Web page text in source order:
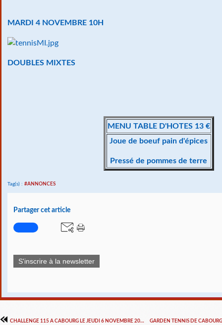
MARDI 4 NOVEMBRE 10H
DOUBLES MIXTES
MENU TABLE D'HOTES 13 €
Joue de boeuf pain d'épices
Pressé de pommes de terre
Tag(s) : #ANNONCES
Partager cet article
S'inscrire à la newsletter
CHALLENGE 115 A CABOURG LE JEUDI 6 NOVEMBRE 2014